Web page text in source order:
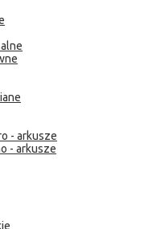
- arkusze
- arkusze